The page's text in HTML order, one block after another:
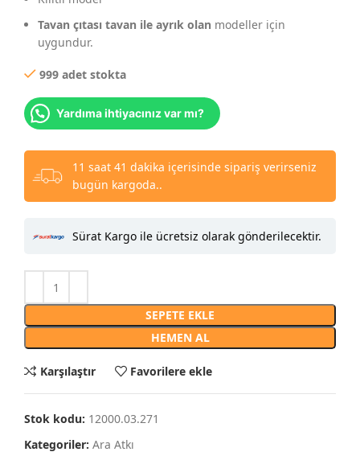
Tavan çıtası tavan ile ayrık olan modeller için
uygundur.
999 adet stokta
Yardıma ihtiyacınız var mı?
11 saat 41 dakika içerisinde sipariş verirseniz
bugün kargoda..
Sürat Kargo ile ücretsiz olarak gönderilecektir.
SEPETE EKLE
HEMEN AL
Karşılaştır Favorilere ekle
Stok kodu: 12000.03.271
Kategoriler: Ara Atkı